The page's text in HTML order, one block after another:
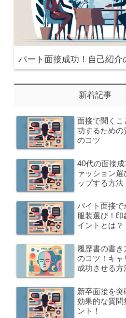
パート面接成功！自己紹介
新着記事
面接で聞くこ
功するための
のコツ
40代の面接
ァッション
ップする方法
バイト面接で
服装選び！
イントとは？
履歴書の書
のコツ！キャ
成功させる方
新卒面接を
効果的な質問
ント！